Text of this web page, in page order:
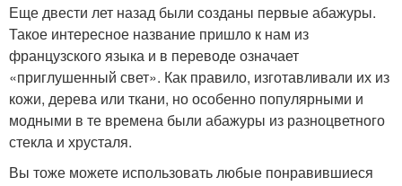
Еще двести лет назад были созданы первые абажуры.
Такое интересное название пришло к нам из
французского языка и в переводе означает
«приглушенный свет». Как правило, изготавливали их из
кожи, дерева или ткани, но особенно популярными и
модными в те времена были абажуры из разноцветного
стекла и хрусталя.
Вы тоже можете использовать любые понравившиеся